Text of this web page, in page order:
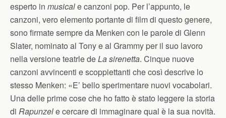
esperto in musicale canzoni pop. Per l’appunto, le
canzoni, vero elemento portante di film di questo genere,
sono firmate sempre da Menken con le parole di Glenn
Slater, nominato al Tony e al Grammy per il suo lavoro
nella versione teatrle deLa sirenetta. Cinque nuove
canzoni avvincenti e scoppiettanti che così descrive lo
stesso Menken: «E’ bello sperimentare nuovi vocabolari.
Una delle prime cose che ho fatto è stato leggere la storia
di Rapunzele cercare di immaginare qual è la sua novità.